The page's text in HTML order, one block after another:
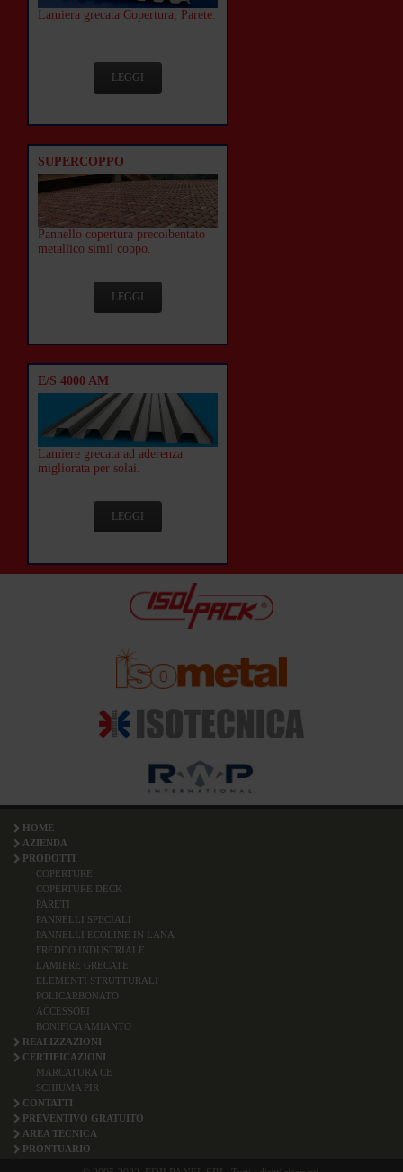
Lamiera grecata Copertura, Parete.
LEGGI
SUPERCOPPO
Pannello copertura precoibentato
metallico simil coppo.
LEGGI
E/S 4000 AM
Lamiere grecata ad aderenza
migliorata per solai.
LEGGI
HOME
AZIENDA
PRODOTTI
COPERTURE
COPERTURE DECK
PARETI
PANNELLI SPECIALI
PANNELLI ECOLINE IN LANA
FREDDO INDUSTRIALE
LAMIERE GRECATE
ELEMENTI STRUTTURALI
POLICARBONATO
ACCESSORI
BONIFICA AMIANTO
REALIZZAZIONI
CERTIFICAZIONI
MARCATURA CE
SCHIUMA PIR
CONTATTI
PREVENTIVO GRATUITO
AREA TECNICA
PRONTUARIO